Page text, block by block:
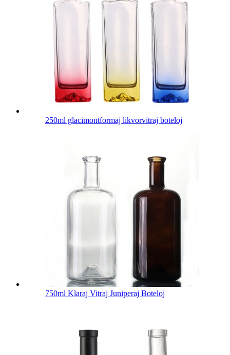
250ml glacimontformaj likvorvitraj boteloj
750ml Klaraj Vitraj Juniperaj Boteloj